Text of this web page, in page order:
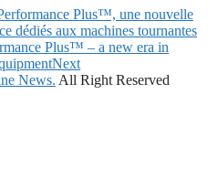
Plus™, une nouvelle
dédiés aux machines tournantes
Plus™ – a new era in
Next
News. All Right Reserved